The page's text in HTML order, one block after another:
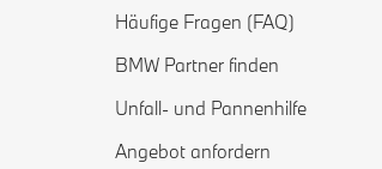
Häufige Fragen (FAQ)
BMW Partner finden
Unfall- und Pannenhilfe
Angebot anfordern